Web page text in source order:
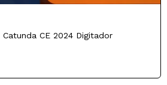
CE 2024 Digitador